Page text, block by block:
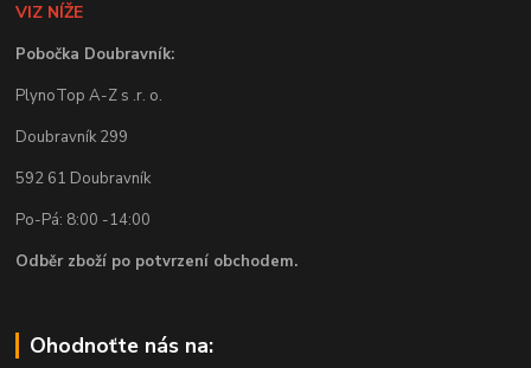
VIZ NÍŽE
Pobočka Doubravník:
PlynoTop A-Z s .r. o.
Doubravník 299
592 61 Doubravník
Po-Pá: 8:00 -14:00
Odběr zboží po potvrzení obchodem.
Ohodnoťte nás na: